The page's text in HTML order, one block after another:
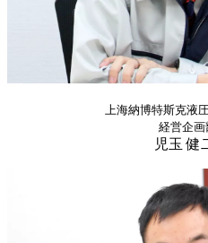
上海納博特斯克液
経営企画
児玉 健